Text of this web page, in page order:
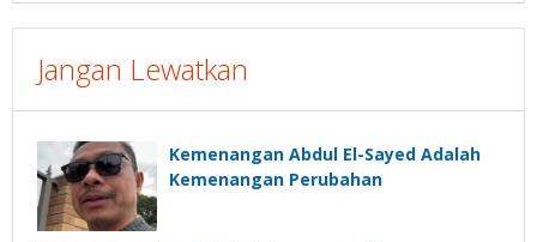
Jangan Lewatkan
Kemenangan Abdul El-Sayed Adalah
Kemenangan Perubahan